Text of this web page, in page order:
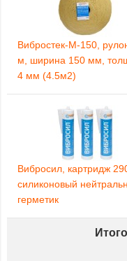
Вибростек-М-150,
м, ширина 150 мм,
4 мм (4.5м2)
Вибросил, картридж
силиконовый
герметик